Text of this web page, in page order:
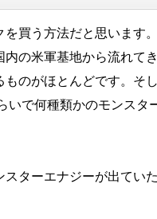
買う方法だと思います
の米軍基地から流れて
のがほとんどです。そ
いで何種類かのモンスタ
ターエナジーが出ていた